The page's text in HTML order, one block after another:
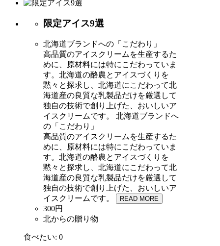
限定アイス9選
北海道ブランドへの「こだわり」
高品質のアイスクリームを生産するた
めに、原材料には特にこだわっていま
す。北海道の酪農とアイスづくりを
黙々と探求し、北海道にこだわって北
海道産の良質な乳製品だけを厳選して
独自の技術で創り上げた、おいしいア
イスクリームです。
北海道ブランドへ
の「こだわり」
高品質のアイスクリームを生産するた
めに、原材料には特にこだわっていま
す。北海道の酪農とアイスづくりを
黙々と探求し、北海道にこだわって北
海道産の良質な乳製品だけを厳選して
独自の技術で創り上げた、おいしいア
イスクリームです。
READ MORE
300円
北からの贈り物
食べたい: 0